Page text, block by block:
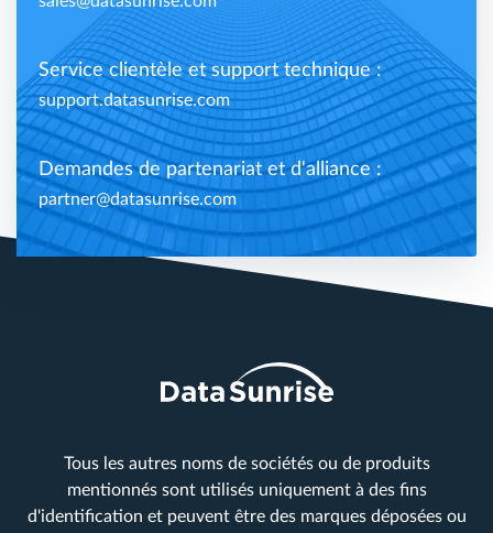
Service clientèle et support technique :
support.datasunrise.com
Demandes de partenariat et d'alliance :
partner@datasunrise.com
Tous les autres noms de sociétés ou de produits
mentionnés sont utilisés uniquement à des fins
d'identification et peuvent être des marques déposées ou